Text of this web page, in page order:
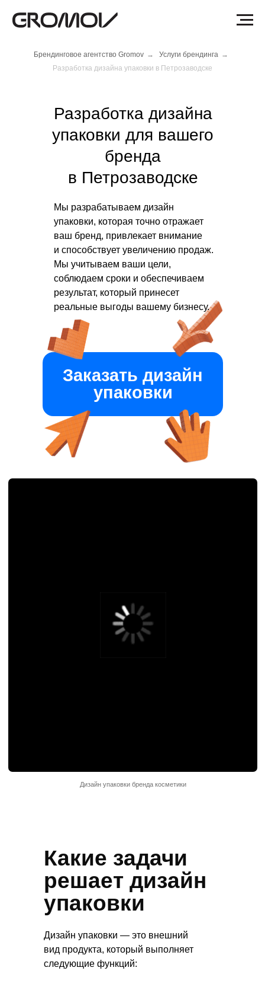
Брендинговое агентство Gromov → Услуги брендинга →
Разработка дизайна упаковки в Петрозаводске
Заказать дизайн
упаковки
Разработка дизайна
упаковки для вашего
бренда
в Петрозаводске
Мы разрабатываем дизайн
упаковки, которая точно отражает
ваш бренд, привлекает внимание
и способствует увеличению продаж.
Мы учитываем ваши цели,
соблюдаем сроки и обеспечиваем
результат, который принесет
реальные выгоды вашему бизнесу.
Какие задачи
решает дизайн
упаковки
Дизайн упаковки — это внешний
вид продукта, который выполняет
следующие функций: